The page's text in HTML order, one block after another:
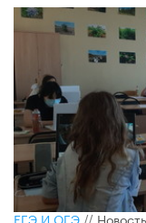
ЕГЭ И ОГЭ//Новость